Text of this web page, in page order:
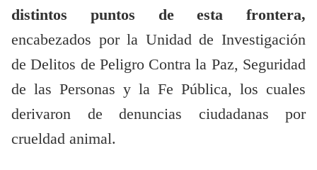
distintos puntos de esta frontera,
encabezados por la Unidad de Investigación
de Delitos de Peligro Contra la Paz, Seguridad
de las Personas y la Fe Pública, los cuales
derivaron de denuncias ciudadanas por
crueldad animal.